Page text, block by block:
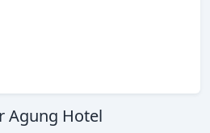
Agung Hotel